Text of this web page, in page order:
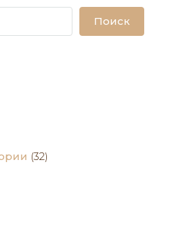
Поиск
(32)